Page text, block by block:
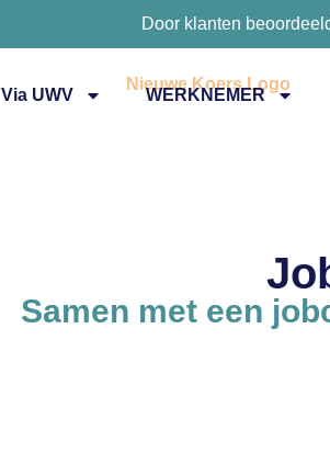
Door klanten
Via UWV WERKNEMER
Samen met een